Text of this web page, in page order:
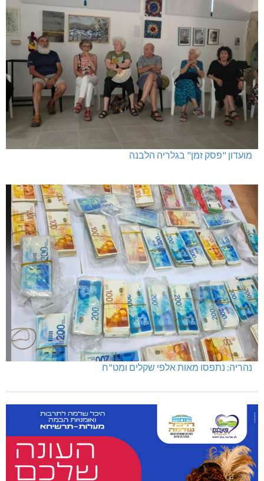
מועדון "פסק זמן" בגלריה הלבנה
נהריה: נתפסו מאות אלפי שקלים ומט"ח